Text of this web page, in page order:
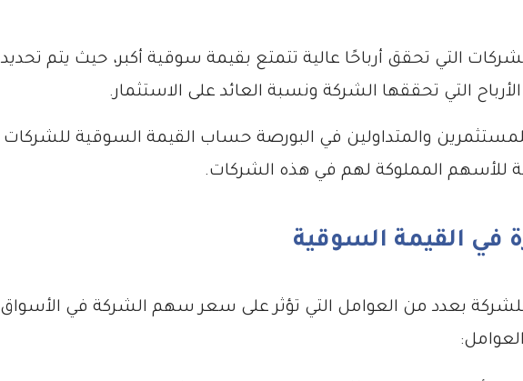
التي تحقق أرباحًا عالية تتمتع بقيمة سوقية أكبر، حيث يتم تحديد
التي تحققها الشركة ونسبة العائد على الاستثمار.
والمتداولين في البورصة حساب القيمة السوقية للشركات
للأسهم المملوكة لهم في هذه الشركات.
في القيمة السوقية
للشركة بعدد من العوامل التي تؤثر على سعر سهم الشركة في الأسواق